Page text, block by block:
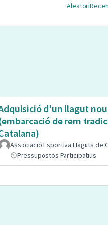
Aleatori
d'un llagut nou
(embarcació de rem
Associació Esportiva Llaguts de
Pressupostos Participatius